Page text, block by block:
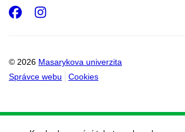
© 2026 Masarykova univerzita
Správce webu
Cookies
Facebook
Instagram